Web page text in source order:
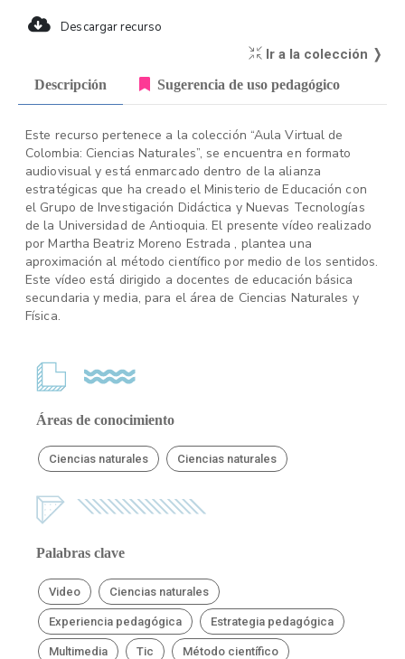
Descargar recurso
Ir a la colección ❭
Descripción Sugerencia de uso pedagógico
Este recurso pertenece a la colección “Aula Virtual de
Colombia: Ciencias Naturales”, se encuentra en formato
audiovisual y está enmarcado dentro de la alianza
estratégicas que ha creado el Ministerio de Educación con
el Grupo de Investigación Didáctica y Nuevas Tecnologías
de la Universidad de Antioquia. El presente vídeo realizado
por Martha Beatriz Moreno Estrada , plantea una
aproximación al método científico por medio de los sentidos.
Este vídeo está dirigido a docentes de educación básica
secundaria y media, para el área de Ciencias Naturales y
Física.
Áreas de conocimiento
Ciencias naturales Ciencias naturales
Palabras clave
Video Ciencias naturales
Experiencia pedagógica Estrategia pedagógica
Multimedia Tic Método científico